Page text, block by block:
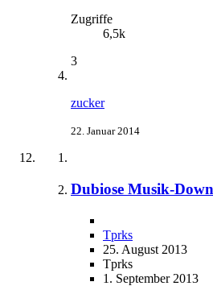
Zugriffe
6,5k
3
zucker
22. Januar 2014
Dubiose Musik-
Tprks
25. August 2013
Tprks
1. September 2013